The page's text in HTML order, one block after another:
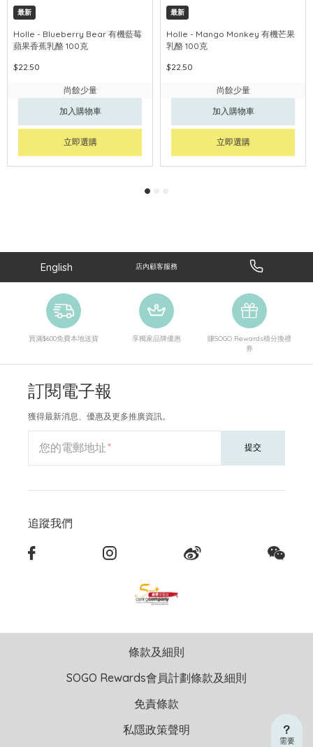
最新
Holle - Blueberry Bear 有機藍莓
蘋果香蕉乳酪 100克
$22.50
尚餘少量
加入購物車
立即選購
最新
Holle - Mango Monkey 有機芒果
乳酪 100克
$22.50
尚餘少量
加入購物車
立即選購
需要
English 店內顧客服務
買滿$600免費本地送貨 享獨家品牌優惠
賺SOGO Rewards積分換禮
券
訂閱電子報
獲得最新消息、優惠及更多推廣資訊。
您的電郵地址 提交
追蹤我們
條款及細則
SOGO Rewards會員計劃條款及細則
免責條款
私隱政策聲明